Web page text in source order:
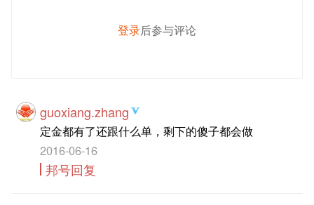
登录后参与评论
guoxiang.zhang
定金都有了还跟什么单，剩下的傻子都会做
2016-06-16
邦号回复